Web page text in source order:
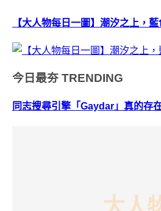
【大人物每日一圖】潮汐之上，
今日最夯 TRENDING
同志搜尋引擎「Gaydar」真的存